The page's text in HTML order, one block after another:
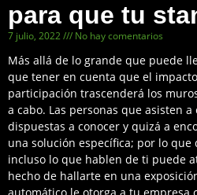
para que tu
7 julio, 2022 No hay comentarios
Más allá de lo grande que puede
que tener en cuenta que el
participación trascenderá los
a cabo. Las personas que asisten a
dispuestas a conocer y quizá a
una solución específica; por lo
incluso lo que hablen de ti puede
hecho de hallarte en una